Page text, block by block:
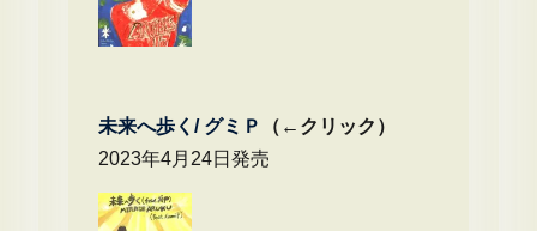
未来へ歩く/ グミＰ
（←クリック）
2023年4月24日発売